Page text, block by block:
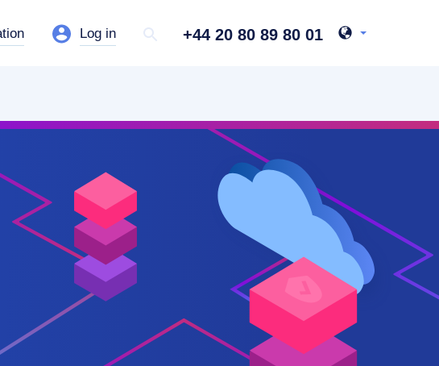
Log in +44 20 80 89 80 01